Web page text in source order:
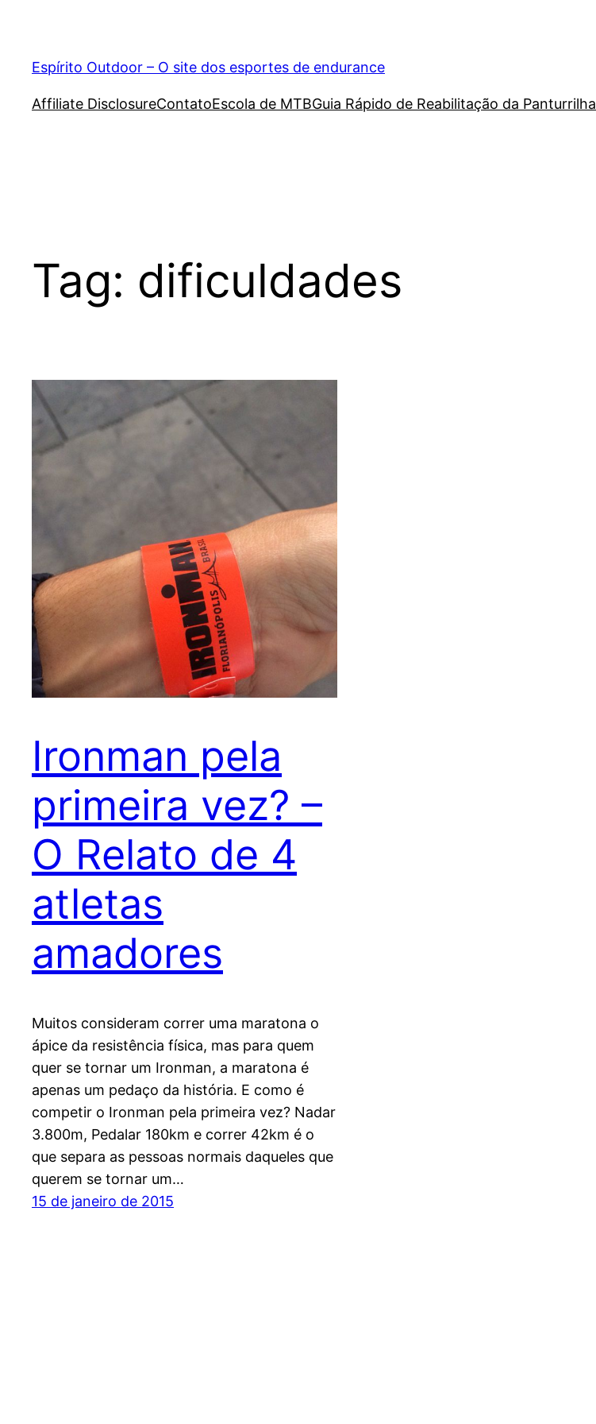
Espírito Outdoor – O site dos esportes de endurance
Affiliate DisclosureContatoEscola de MTBGuia Rápido de Reabilitação da Panturrilha
Tag: dificuldades
Ironman pela
primeira vez? –
O Relato de 4
atletas
amadores
Muitos consideram correr uma maratona o
ápice da resistência física, mas para quem
quer se tornar um Ironman, a maratona é
apenas um pedaço da história. E como é
competir o Ironman pela primeira vez? Nadar
3.800m, Pedalar 180km e correr 42km é o
que separa as pessoas normais daqueles que
querem se tornar um…
15 de janeiro de 2015